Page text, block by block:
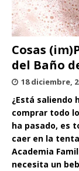
Cosas
del Baño
18 diciembre,
¿Está saliendo
comprar todo
ha pasado, es
caer en la
Academia
necesita un